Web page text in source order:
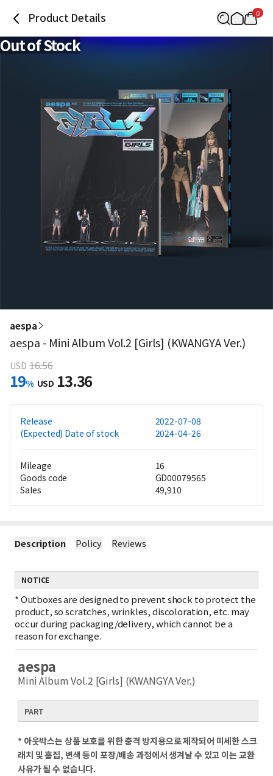
Product Details 0
Out of Stock
aespa
aespa - Mini Album Vol.2 [Girls] (KWANGYA Ver.)
USD 16.56
19% USD 13.36
Release
2022-07-08
(Expected) Date of stock
2024-04-26
Mileage
16
Goods code
GD00079565
Sales
49,910
Description Policy Reviews
NOTICE
*Outboxes are designed to prevent shock to protect the
product, so scratches, wrinkles, discoloration, etc. may
occur during packaging/delivery, which cannot be a
reason for exchange.
aespa
Mini Album Vol.2 [Girls] (KWANGYA Ver.)
PART
* 아웃박스는 상품 보호를 위한 충격 방지용으로 제작되어 미세한 스크
래치 및 흠집, 변색 등이 포장/배송 과정에서 생겨날 수 있고 이는 교환
사유가 될 수 없습니다.